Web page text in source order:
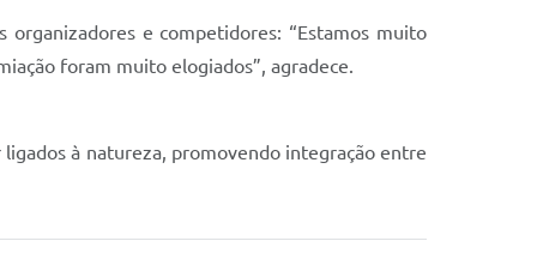
e competidores: “Estamos muito
foram muito elogiados”, agradece.
à natureza, promovendo integração entre